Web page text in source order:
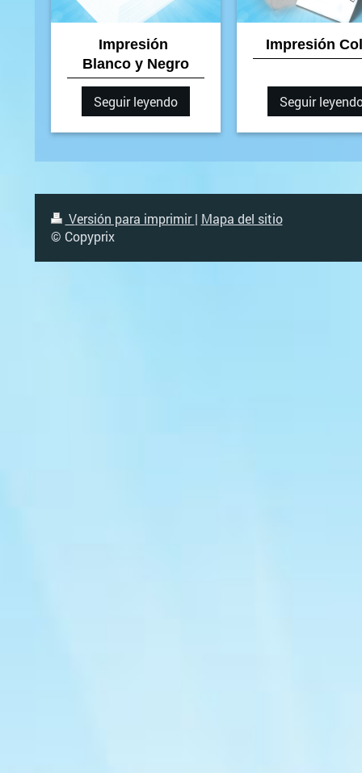
Impresión
Blanco y Negro
Seguir leyendo
Impresión
Seguir
Versión para imprimir| Mapa del sitio
© Copyprix